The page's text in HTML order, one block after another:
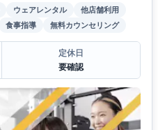
ウェアレンタル
他店舗利用
食事指導 無料カウンセリング
定休日
要確認